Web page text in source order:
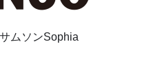
ムソンSophia